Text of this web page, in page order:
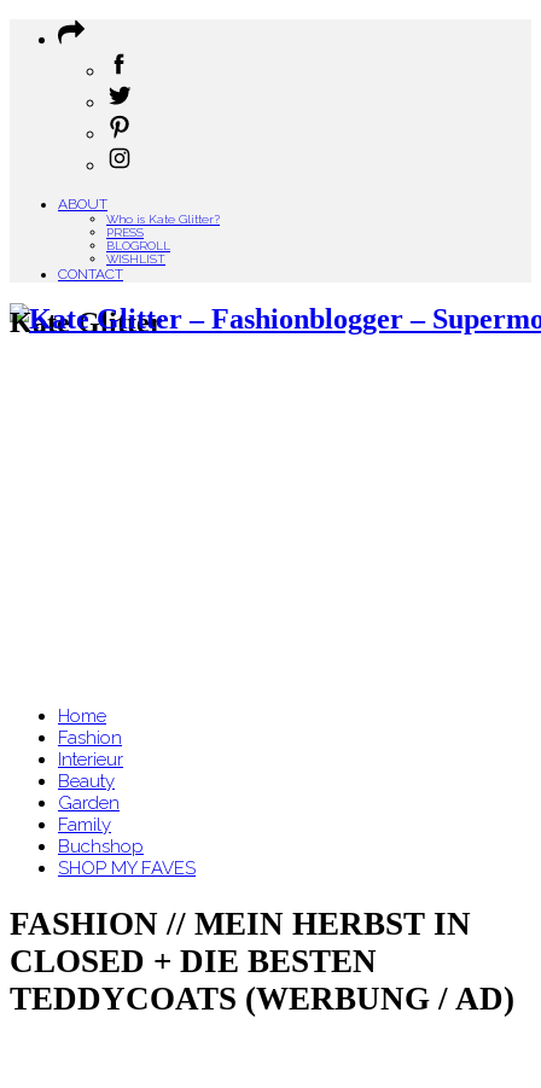
ABOUT
Who is Kate Glitter?
PRESS
BLOGROLL
WISHLIST
CONTACT
Kate Glitter
Home
Fashion
Interieur
Beauty
Garden
Family
Buchshop
SHOP MY FAVES
FASHION // MEIN HERBST IN
CLOSED + DIE BESTEN
TEDDYCOATS (WERBUNG / AD)